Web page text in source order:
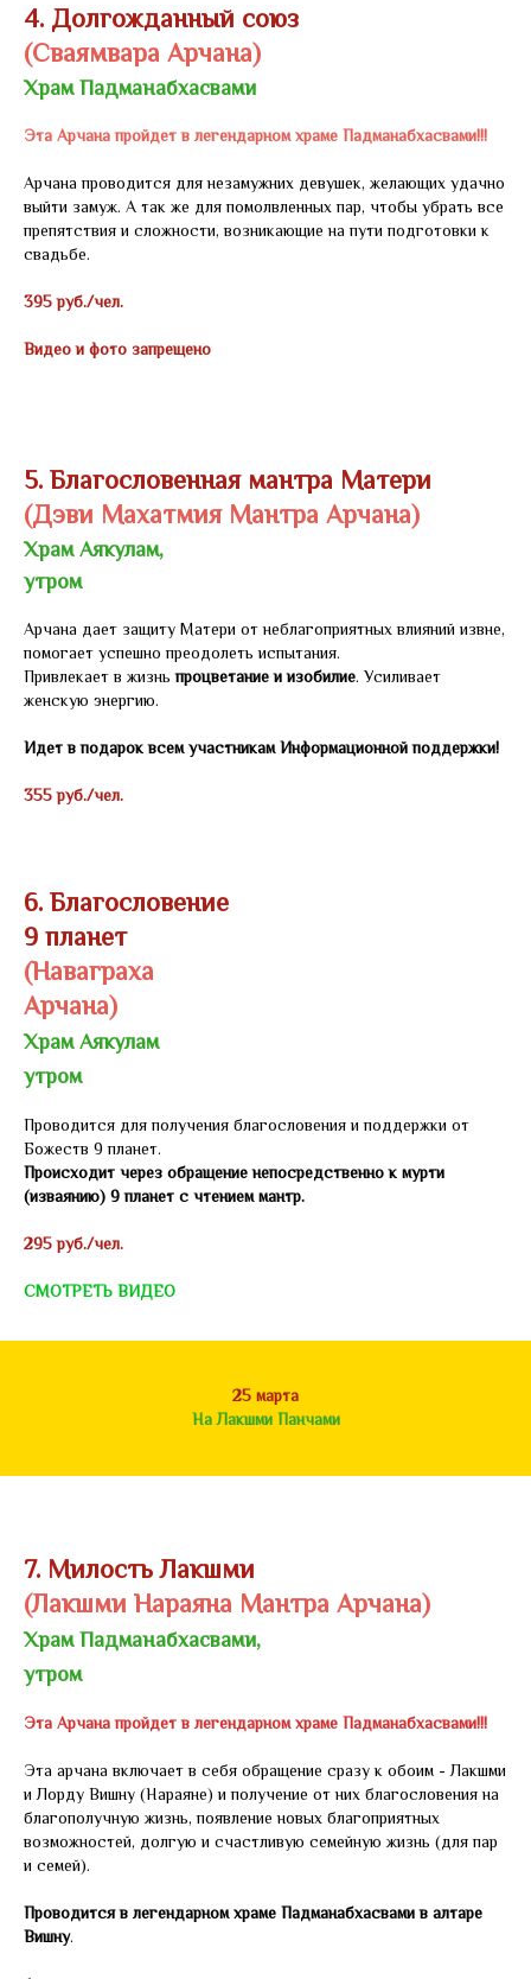
4. Долгожданный союз
(Сваямвара Арчана)
Храм Падманабхасвами
Эта Арчана пройдет в легендарном храме Падманабхасвами!!!
Арчана проводится для незамужних девушек, желающих удачно
выйти замуж. А так же для помолвленных пар, чтобы убрать все
препятствия и сложности, возникающие на пути подготовки к
свадьбе.
395 руб./чел.
Видео и фото запрещено
5. Благословенная мантра Матери
(Дэви Махатмия Мантра Арчана)
Храм Аякулам,
утром
Арчана дает защиту Матери от неблагоприятных влияний извне,
помогает успешно преодолеть испытания.
Привлекает в жизньпроцветание и изобилие. Усиливает
женскую энергию.
Идет в подарок всем участникам Информационной поддержки!
355 руб./чел.
6. Благословение
9 планет
(Наваграха
Арчана)
Храм Аякулам
утром
Проводится для получения благословения и поддержки от
Божеств 9 планет.
Происходит через обращение непосредственно к мурти
(изваянию) 9 планет с чтением мантр.
295 руб./чел.
СМОТРЕТЬ ВИДЕО
25 марта
На Лакшми Панчами
7. Милость Лакшми
(Лакшми Нараяна Мантра Арчана)
Храм Падманабхасвами,
утром
Эта Арчана пройдет в легендарном храме Падманабхасвами!!!
Эта арчана включает в себя обращение сразу к обоим - Лакшми
и Лорду Вишну (Нараяне) и получение от них благословения на
благополучную жизнь, появление новых благоприятных
возможностей, долгую и счастливую семейную жизнь (для пар
и семей).
Проводится в легендарном храме Падманабхасвами в алтаре
Вишну.